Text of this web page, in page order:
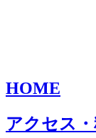
HOME
アクセス